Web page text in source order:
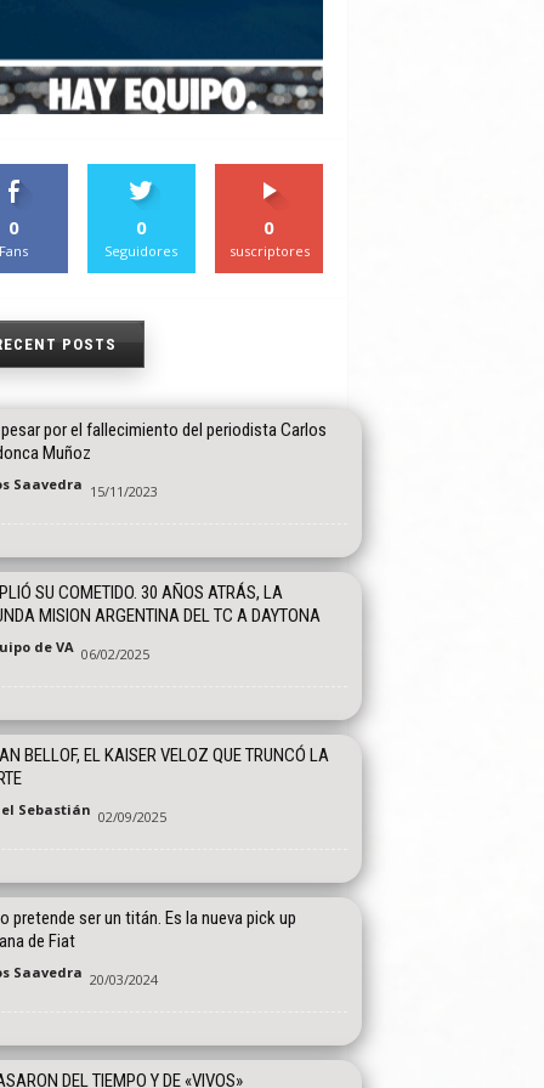
0
Fans
0
Seguidores
0
suscriptores
POSTS
por el fallecimiento del periodista Carlos
Muñoz
Saavedra 15/11/2023
SU COMETIDO. 30 AÑOS ATRÁS, LA
MISION ARGENTINA DEL TC A DAYTONA
de VA 06/02/2025
BELLOF, EL KAISER VELOZ QUE TRUNCÓ LA
Sebastián 02/09/2025
pretende ser un titán. Es la nueva pick up
de Fiat
Saavedra 20/03/2024
DEL TIEMPO Y DE «VIVOS»